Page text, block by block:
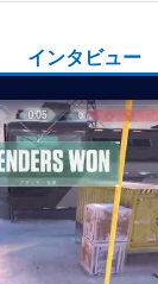
インタビュー